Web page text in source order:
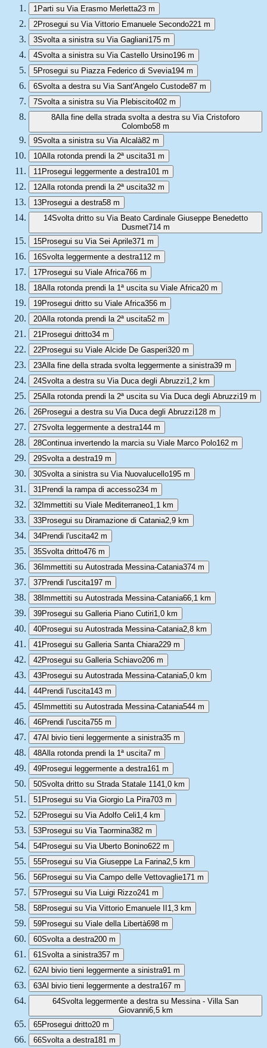
1 Parti su Via Erasmo Merletta23 m
2Prosegui su Via Vittorio Emanuele Secondo221 m
3Svolta a sinistra su Via Gagliani175 m
4Svolta a sinistra su Via Castello Ursino196 m
5Prosegui su Piazza Federico di Svevia194 m
6Svolta a destra su Via Sant'Angelo Custode87 m
7Svolta a sinistra su Via Plebiscito402 m
8Alla fine della strada svolta a destra su Via Cristoforo
Colombo58 m
9Svolta a sinistra su Via Alcalà82 m
10Alla rotonda prendi la 2ª uscita31 m
11 Prosegui leggermente a destra101 m
12Alla rotonda prendi la 2ª uscita32 m
13Prosegui a destra58 m
14Svolta dritto su Via Beato Cardinale Giuseppe Benedetto
Dusmet714 m
15Prosegui su Via Sei Aprile371 m
16Svolta leggermente a destra112 m
17Prosegui su Viale Africa766 m
18Alla rotonda prendi la 1ª uscita su Viale Africa20 m
19Prosegui dritto su Viale Africa356 m
20Alla rotonda prendi la 2ª uscita52 m
21 Prosegui dritto34 m
22Prosegui su Viale Alcide De Gasperi320 m
23Alla fine della strada svolta leggermente a sinistra39 m
24Svolta a destra su Via Duca degli Abruzzi1,2 km
25Alla rotonda prendi la 2ª uscita su Via Duca degli Abruzzi19 m
26Prosegui a destra su Via Duca degli Abruzzi128 m
27Svolta leggermente a destra144 m
28Continua invertendo la marcia su Viale Marco Polo162 m
29Svolta a destra19 m
30Svolta a sinistra su Via Nuovalucello195 m
31 Prendi la rampa di accesso234 m
32Immettiti su Viale Mediterraneo1,1 km
33Prosegui su Diramazione di Catania2,9 km
34Prendi l'uscita42 m
35Svolta dritto476 m
36Immettiti su Autostrada Messina-Catania374 m
37Prendi l'uscita197 m
38Immettiti su Autostrada Messina-Catania66,1 km
39Prosegui su Galleria Piano Cutiri1,0 km
40Prosegui su Autostrada Messina-Catania2,8 km
41 Prosegui su Galleria Santa Chiara229 m
42Prosegui su Galleria Schiavo206 m
43Prosegui su Autostrada Messina-Catania5,0 km
44Prendi l'uscita143 m
45Immettiti su Autostrada Messina-Catania544 m
46Prendi l'uscita755 m
47Al bivio tieni leggermente a sinistra35 m
48Alla rotonda prendi la 1ª uscita7 m
49Prosegui leggermente a destra161 m
50Svolta dritto su Strada Statale 1141,0 km
51 Prosegui su Via Giorgio La Pira703 m
52Prosegui su Via Adolfo Celi1,4 km
53Prosegui su Via Taormina382 m
54Prosegui su Via Uberto Bonino622 m
55Prosegui su Via Giuseppe La Farina2,5 km
56Prosegui su Via Campo delle Vettovaglie171 m
57Prosegui su Via Luigi Rizzo241 m
58Prosegui su Via Vittorio Emanuele II1,3 km
59Prosegui su Viale della Libertà698 m
60Svolta a destra200 m
61Svolta a sinistra357 m
62Al bivio tieni leggermente a sinistra91 m
63Al bivio tieni leggermente a destra167 m
64Svolta leggermente a destra su Messina - Villa San
Giovanni6,5 km
65Prosegui dritto20 m
66Svolta a destra181 m